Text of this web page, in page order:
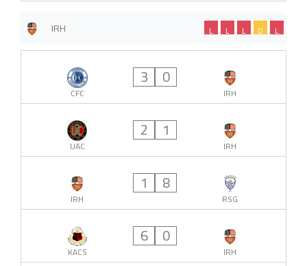
IRH L
D
L
L
L
CFC
3 0
IRH
UAC
2 1
IRH
IRH
1 8
RSG
KACS
6 0
IRH